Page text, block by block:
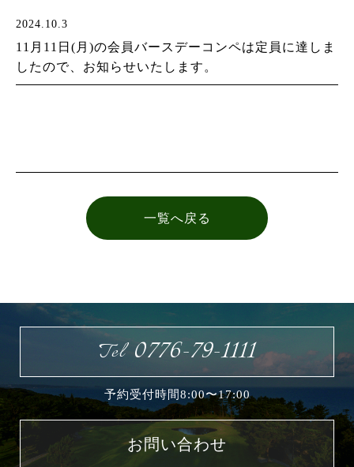
施設案内
採用情報
お問い合わせ
2024.10.3
11月11日(月)の会員バースデーコンペは定員に達しま
したので、お知らせいたします。
一覧へ戻る
Tel 0776-79-1111
予約受付時間8:00〜17:00
お問い合わせ